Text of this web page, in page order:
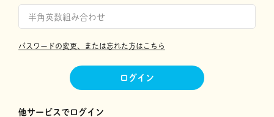
パスワードの変更、または忘れた方はこちら
ログイン
他サービスでログイン